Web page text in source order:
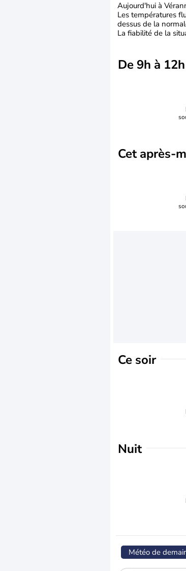
Aujourd'hui à
Les températures
dessus de la
La fiabilité de la
De 9h à 12h
Cet après-
Ce soir
Nuit
Météo de